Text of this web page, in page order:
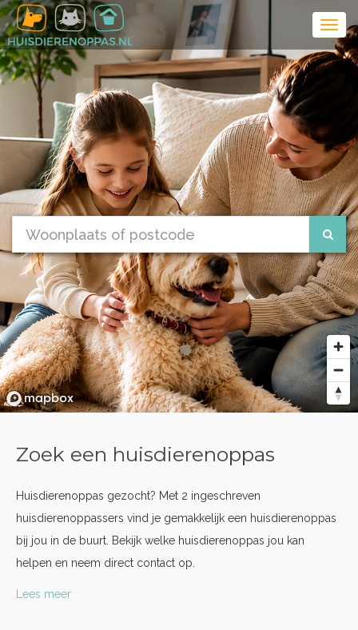
Zoek een huisdierenoppas
Huisdierenoppas gezocht? Met 2 ingeschreven
huisdierenoppassers vind je gemakkelijk een huisdierenoppas
bij jou in de buurt. Bekijk welke huisdierenoppas jou kan
helpen en neem direct contact op.
Lees meer